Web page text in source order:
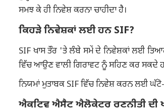
ਸਮਝ ਕੇ ਹੀ ਨਿਵੇਸ਼ ਕਰਨਾ ਚਾਹੀਦਾ ਹੈ।
ਕਿਹੜੇ ਨਿਵੇਸ਼ਕਾਂ ਲਈ ਹਨ SIF?
SIF ਖਾਸ ਤੌਰ 'ਤੇ ਲੰਬੇ ਸਮੇਂ ਦੇ ਨਿਵੇਸ਼ਕਾਂ ਲਈ
ਵਿੱਚ ਆਉਣ ਵਾਲੀ ਗਿਰਾਵਟ ਨੂੰ ਸਹਿਣ ਕਰ ਸਕਦੇ
ਨਿਯਮਾਂ ਮੁਤਾਬਕ SIF ਵਿੱਚ ਨਿਵੇਸ਼ ਕਰਨ ਲਈ
ਐਕਟਿਵ ਐਸੈਟ ਐਲੋਕੇਟਰ ਰਣਨੀਤੀ ਦੀ